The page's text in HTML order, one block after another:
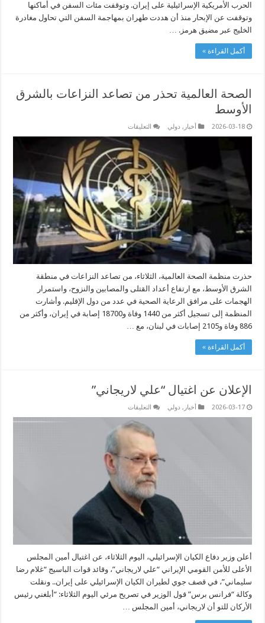
الحرب الأمريكية الإسرائيلية على إيران. وتوقفت مئات السفن في أماكنها
وتوقفت عن الإبحار منذ أن هددت طهران بمهاجمة السفن التي تحاول مغادرة
الخليج عبر مضيق هرمز. …
أكمل القراءة »
الصحة العالمية تحذر من تصاعد النزاعات بالشرق
الأوسط
2026-03-18 أخبار , دولي التعليقات
العالمية
تحذر
من
تصاعد
النزاعات
بالشرق
الأوسط
مغلقة
حذرت منظمة الصحة العالمية، الثلاثاء، من تصاعد النزاعات في منطقة
الشرق الأوسط، مع ارتفاع أعداد القتلى والمصابين والنزوح، واستمرار
الهجمات على مرافق الرعاية الصحية في عدد من دول الإقليم. وأشارت
المنظمة إلى تسجيل أكثر من 1440 وفاة و18700 إصابة في إيران، وأكثر من
886 وفاة و2105 إصابات في لبنان، مع …
أكمل القراءة »
الإعلان عن اغتيال “علي لاريجاني”
2026-03-17 أخبار , دولي التعليقات
عن
اغتيال
“علي
لاريجاني”
مغلقة
أعلن وزير دفاع الكيان الإسرائيلي، اليوم الثلاثاء، عن اغتيال أمين المجلس
الأعلى للأمن القومي الإيراني “علي لاريجاني”، وقائد قوات الباسيج “غلام رضا
سليماني”، في قصف جوي لطيران الكيان الإسرائيلي على إيران.. ونقلت
وكالة “فرانس برس” قول الوزير في تصريح مرئي اليوم الثلاثاء: “أبلغني رئيس
الأركان للتو أن لاريجاني، أمين المجلس …